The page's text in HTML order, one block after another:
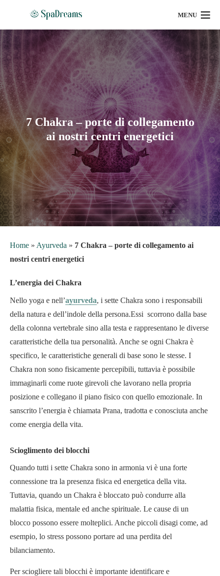
MENU
7 Chakra – porte di collegamento
ai nostri centri energetici
Home » Ayurveda » 7 Chakra – porte di collegamento ai
nostri centri energetici
L’energia dei Chakra
Nello yoga e nell’ayurveda, i sette Chakra sono i responsabili
della natura e dell’indole della persona.Essi scorrono dalla base
della colonna vertebrale sino alla testa e rappresentano le diverse
caratteristiche della tua personalità. Anche se ogni Chakra è
specifico, le caratteristiche generali di base sono le stesse. I
Chakra non sono fisicamente percepibili, tuttavia è possibile
immaginarli come ruote girevoli che lavorano nella propria
posizione e collegano il piano fisico con quello emozionale. In
sanscrito l’energia è chiamata Prana, tradotta e conosciuta anche
come energia della vita.
Scioglimento dei blocchi
Quando tutti i sette Chakra sono in armonia vi è una forte
connessione tra la presenza fisica ed energetica della vita.
Tuttavia, quando un Chakra è bloccato può condurre alla
malattia fisica, mentale ed anche spirituale. Le cause di un
blocco possono essere molteplici. Anche piccoli disagi come, ad
esempio, lo stress possono portare ad una perdita del
bilanciamento.
Per sciogliere tali blocchi è importante identificare e